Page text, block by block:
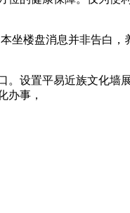
楼盘消息并非告白，
设置平易近族文化墙展
办事，